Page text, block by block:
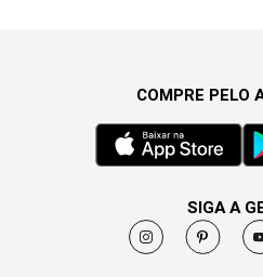
COMPRE PELO
SIGA A